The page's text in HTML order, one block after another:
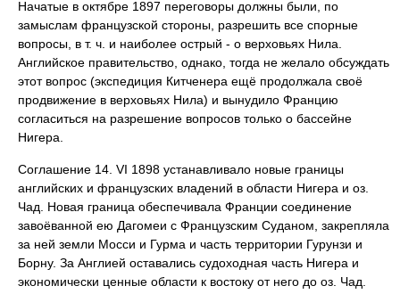
Начатые в октябре 1897 переговоры должны были, по
замыслам французской стороны, разрешить все спорные
вопросы, в т. ч. и наиболее острый - о верховьях Нила.
Английское правительство, однако, тогда не желало обсуждать
этот вопрос (экспедиция Китченера ещё продолжала своё
продвижение в верховьях Нила) и вынудило Францию
согласиться на разрешение вопросов только о бассейне
Нигера.
Соглашение 14. VI 1898 устанавливало новые границы
английских и французских владений в области Нигера и оз.
Чад. Новая граница обеспечивала Франции соединение
завоёванной ею Дагомеи с Французским Суданом, закрепляла
за ней земли Мосси и Гурма и часть территории Гурунзи и
Борну. За Англией оставались судоходная часть Нигера и
экономически ценные области к востоку от него до оз. Чад.